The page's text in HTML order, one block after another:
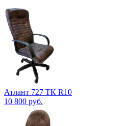
Атлант 727 ТК R10
10 800 руб.